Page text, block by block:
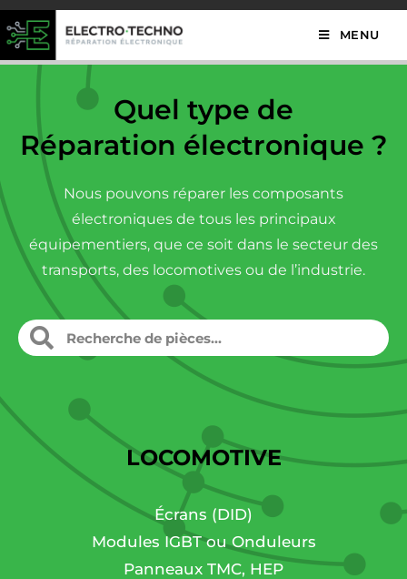
MENU
Quel type de
Réparation électronique ?
Nous pouvons réparer les composants
électroniques de tous les principaux
équipementiers, que ce soit dans le secteur des
transports, des locomotives ou de l’industrie.
LOCOMOTIVE
Écrans (DID)
Modules IGBT ou Onduleurs
Panneaux TMC, HEP